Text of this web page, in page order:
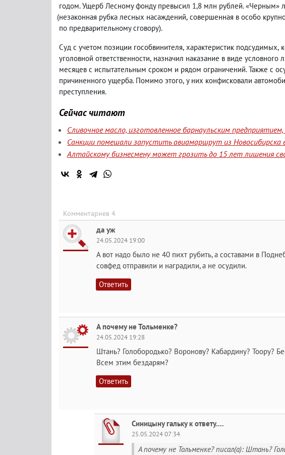
годом. Ущерб Лесному фонду превысил 1,8 млн рублей.«Черным»
(незаконная рубка лесных насаждений, совершенная в особо
по предварительному сговору).
Суд с учетом позиции гособвинителя, характеристик подсудимых,
уголовной ответственности, назначил наказание в виде
месяцев с испытательным сроком и рядом ограничений. Также с
причиненного ущерба. Помимо этого, у них конфисковали
преступления.
Сейчас читают
Сливочное масло, изготовленное барнаульским
Санкции помешали запустить авиамаршрут из Новосибирска
Алтайскому бизнесмену может грозить до 15 лет лишения
Комментариев 4
да уж
24.05.2024 19:00
А вот надо было не 40 пихт рубить, а составами в
совфед отправили и наградили, а не осудили.
Ответить
А почему не Тольменке?
24.05.2024 19:28
Штань? Голобородько? Воронову? Кабардину? Тоору?
Всем этим бездарям?
Ответить
Синицыну гальку к ответу....
25.05.2024 07:34
А почему не Тольменке? писал(а): Штань?